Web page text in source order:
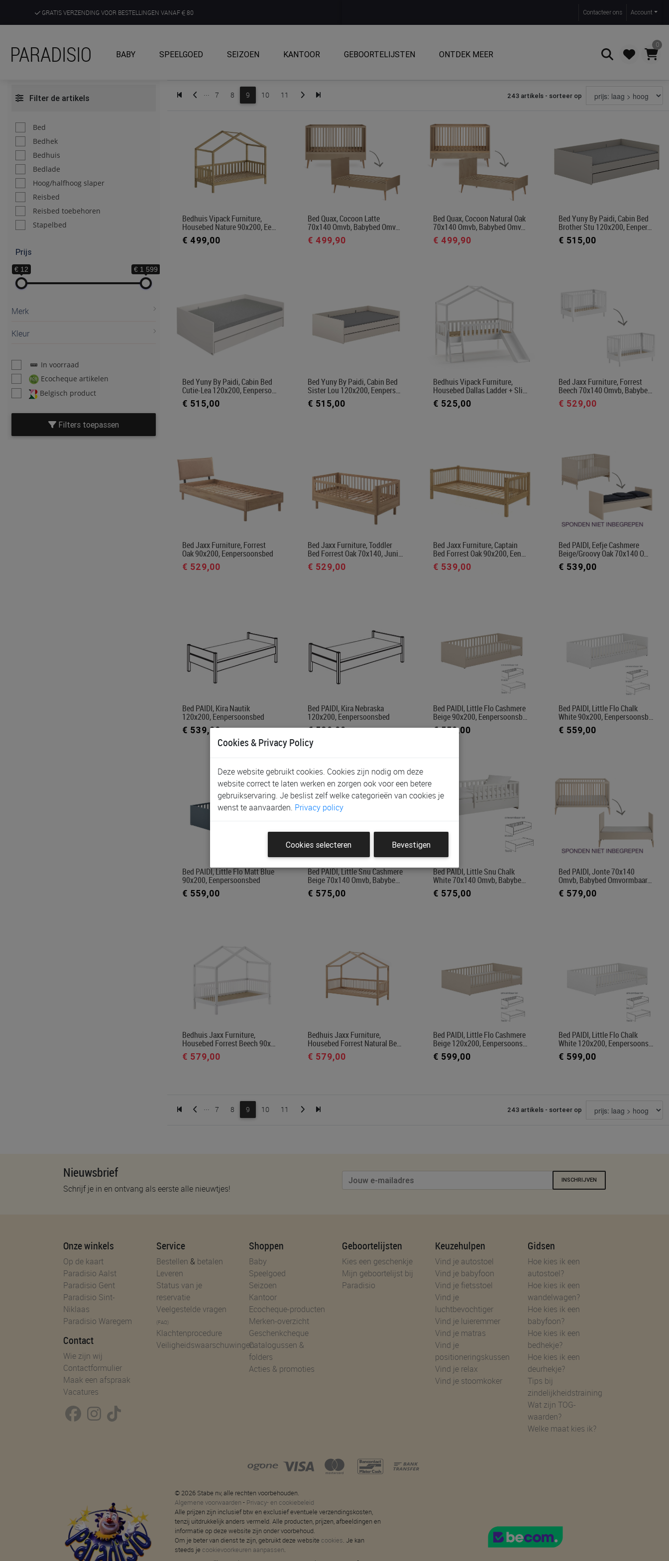
GRATIS VERZENDING VOOR BESTELLINGEN VANAF 80
ONTDEK, BELEEF EN KRIJG ADVIES IN ONZE WINKELS
Contacteer ons Account
PARADISIO BABY SPEELGOED SEIZOEN KANTOOR GEBOORTELIJSTEN ONTDEK MEER
0
Zoeken
Filter de artikels
Bed
Bedhek
Bedhuis
Bedlade
Hoog/halfhoog slaper
Reisbed
Reisbed toebehoren
Stapelbed
Prijs
€ 12 € 1 599
Merk
Kleur
In voorraad
Ecocheque artikelen
Belgisch product
Filters toepassen
... 7 8 9 10 11 243 artikels - sorteer op
Bedhuis Vipack Furniture,
Housebed Nature 90x200, Ee…
€ 499,00
Bed Quax, Cocoon Latte
70x140 Omvb, Babybed Omv…
€ 499,90
Bed Quax, Cocoon Natural Oak
70x140 Omvb, Babybed Omv…
€ 499,90
Bed Yuny By Paidi, Cabin Bed
Brother Stu 120x200, Eenper…
€ 515,00
Bed Yuny By Paidi, Cabin Bed
Cutie-Lea 120x200, Eenperso…
€ 515,00
Bed Yuny By Paidi, Cabin Bed
Sister Lou 120x200, Eenpers…
€ 515,00
Bedhuis Vipack Furniture,
Housebed Dallas Ladder + Sli…
€ 525,00
Bed Jaxx Furniture, Forrest
Beech 70x140 Omvb, Babybe…
€ 529,00
Bed Jaxx Furniture, Forrest
Oak 90x200, Eenpersoonsbed
€ 529,00
Bed Jaxx Furniture, Toddler
Bed Forrest Oak 70x140, Juni…
€ 529,00
Bed Jaxx Furniture, Captain
Bed Forrest Oak 90x200, Een…
€ 539,00
Bed PAIDI, Eefje Cashmere
Beige/Groovy Oak 70x140 O…
€ 539,00
Bed PAIDI, Kira Nautik
120x200, Eenpersoonsbed
€ 539,00
Bed PAIDI, Kira Nebraska
120x200, Eenpersoonsbed
€ 539,00
Bed PAIDI, Little Flo Cashmere
Beige 90x200, Eenpersoonsb…
€ 559,00
Bed PAIDI, Little Flo Chalk
White 90x200, Eenpersoonsb…
€ 559,00
Bed PAIDI, Little Flo Matt Blue
90x200, Eenpersoonsbed
€ 559,00
Bed PAIDI, Little Snu Cashmere
Beige 70x140 Omvb, Babybe…
€ 575,00
Bed PAIDI, Little Snu Chalk
White 70x140 Omvb, Babybe…
€ 575,00
Bed PAIDI, Jonte 70x140
Omvb, Babybed Omvormbaar…
€ 579,00
Bedhuis Jaxx Furniture,
Housebed Forrest Beech 90x…
€ 579,00
Bedhuis Jaxx Furniture,
Housebed Forrest Natural Be…
€ 579,00
Bed PAIDI, Little Flo Cashmere
Beige 120x200, Eenpersoons…
€ 599,00
Bed PAIDI, Little Flo Chalk
White 120x200, Eenpersoons…
€ 599,00
... 7 8 9 10 11 243 artikels - sorteer op
Nieuwsbrief
Schrijf je in en ontvang als eerste alle nieuwtjes!
INSCHRIJVEN
Onze winkels
Op de kaart
Paradisio Aalst
Paradisio Gent
Paradisio Sint-
Niklaas
Paradisio Waregem
Contact
Wie zijn wij
Contactformulier
Maak een afspraak
Vacatures
Service
Bestellen & betalen
Leveren
Status van je
reservatie
Veelgestelde vragen
(FAQ)
Klachtenprocedure
Veiligheidswaarschuwingen
Shoppen
Baby
Speelgoed
Seizoen
Kantoor
Ecocheque-producten
Merken-overzicht
Geschenkcheque
Catalogussen &
folders
Acties & promoties
Geboortelijsten
Kies een geschenkje
Mijn geboortelijst bij
Paradisio
Keuzehulpen
Vind je autostoel
Vind je babyfoon
Vind je fietsstoel
Vind je
luchtbevochtiger
Vind je luieremmer
Vind je matras
Vind je
positioneringskussen
Vind je relax
Vind je stoomkoker
Gidsen
Hoe kies ik een
autostoel?
Hoe kies ik een
wandelwagen?
Hoe kies ik een
babyfoon?
Hoe kies ik een
bedhekje?
Hoe kies ik een
deurhekje?
Tips bij
zindelijkheidstraining
Wat zijn TOG-
waarden?
Welke maat kies ik?
© 2026 Stabe nv, alle rechten voorbehouden.
Algemene voorwaarden - Privacy- en cookiebeleid
Alle prijzen zijn inclusief btw en exclusief eventuele verzendingskosten,
tenzij uitdrukkelijk anders vermeld. Alle producten, prijzen, afbeeldingen en
informatie op deze website zijn onder voorbehoud.
Om je beter van dienst te zijn, gebruikt deze website cookies. Je kan
steeds je cookievoorkeuren aanpassen.
Cookies & Privacy Policy
Deze website gebruikt cookies. Cookies zijn nodig om deze
website correct te laten werken en zorgen ook voor een betere
gebruikservaring. Je beslist zelf welke categorieën van cookies je
wenst te aanvaarden. Privacy policy
Cookies selecteren Bevestigen